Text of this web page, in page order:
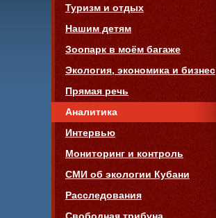
Туризм и отдых
Нашим детям
Зоопарк в моём багаже
Экология, экономика и бизнес
Прямая речь
Аналитика
Интервью
Мониторинг и контроль
СМИ об экологии Кубани
Расследования
Свободная трибуна